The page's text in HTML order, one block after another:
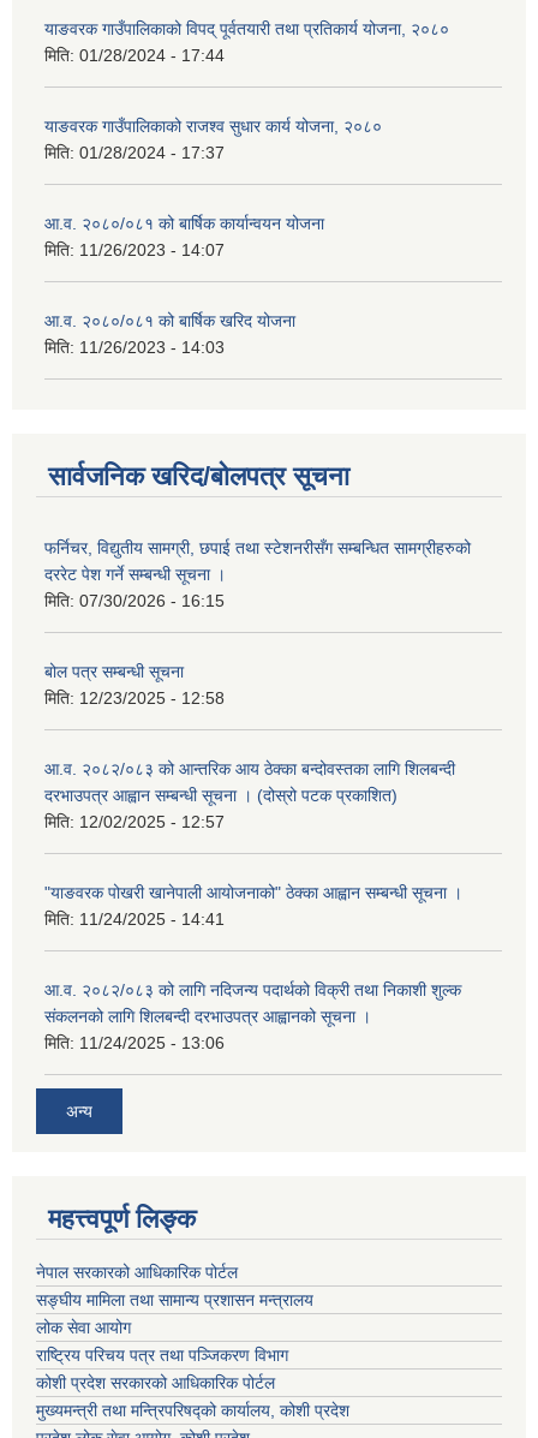
याङवरक गाउँपालिकाको विपद् पूर्वतयारी तथा प्रतिकार्य योजना, २०८०
मिति: 01/28/2024 - 17:44
याङवरक गाउँपालिकाको राजश्व सुधार कार्य योजना, २०८०
मिति: 01/28/2024 - 17:37
आ.व. २०८०/०८१ को बार्षिक कार्यान्वयन योजना
मिति: 11/26/2023 - 14:07
आ.व. २०८०/०८१ को बार्षिक खरिद योजना
मिति: 11/26/2023 - 14:03
सार्वजनिक खरिद/बोलपत्र सूचना
फर्निचर, विद्युतीय सामग्री, छपाई तथा स्टेशनरीसँग सम्बन्धित सामग्रीहरुको
दररेट पेश गर्ने सम्बन्धी सूचना ।
मिति: 07/30/2026 - 16:15
बोल पत्र सम्बन्धी सूचना
मिति: 12/23/2025 - 12:58
आ.व. २०८२/०८३ को आन्तरिक आय ठेक्का बन्दोवस्तका लागि शिलबन्दी
दरभाउपत्र आह्वान सम्बन्धी सूचना । (दोस्रो पटक प्रकाशित)
मिति: 12/02/2025 - 12:57
"याङवरक पोखरी खानेपाली आयोजनाको" ठेक्का आह्वान सम्बन्धी सूचना ।
मिति: 11/24/2025 - 14:41
आ.व. २०८२/०८३ को लागि नदिजन्य पदार्थको विक्री तथा निकाशी शुल्क
संकलनको लागि शिलबन्दी दरभाउपत्र आह्वानको सूचना ।
मिति: 11/24/2025 - 13:06
अन्य
महत्त्वपूर्ण लिङ्क
नेपाल सरकारको आधिकारिक पोर्टल
सङ्‍घीय मामिला तथा सामान्य प्रशासन मन्त्रालय
लोक सेवा आयोग
राष्ट्रिय परिचय पत्र तथा पञ्जिकरण विभाग
कोशी प्रदेश सरकारको आधिकारिक पोर्टल
मुख्यमन्त्री तथा मन्त्रिपरिषद्को कार्यालय, कोशी प्रदेश